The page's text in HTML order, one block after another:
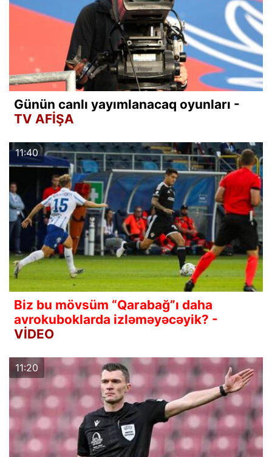
Günün canlı yayımlanacaq oyunları -
TV AFİŞA
11:40
Biz bu mövsüm “Qarabağ”ı daha
avrokuboklarda izləməyəcəyik? -
VİDEO
11:20